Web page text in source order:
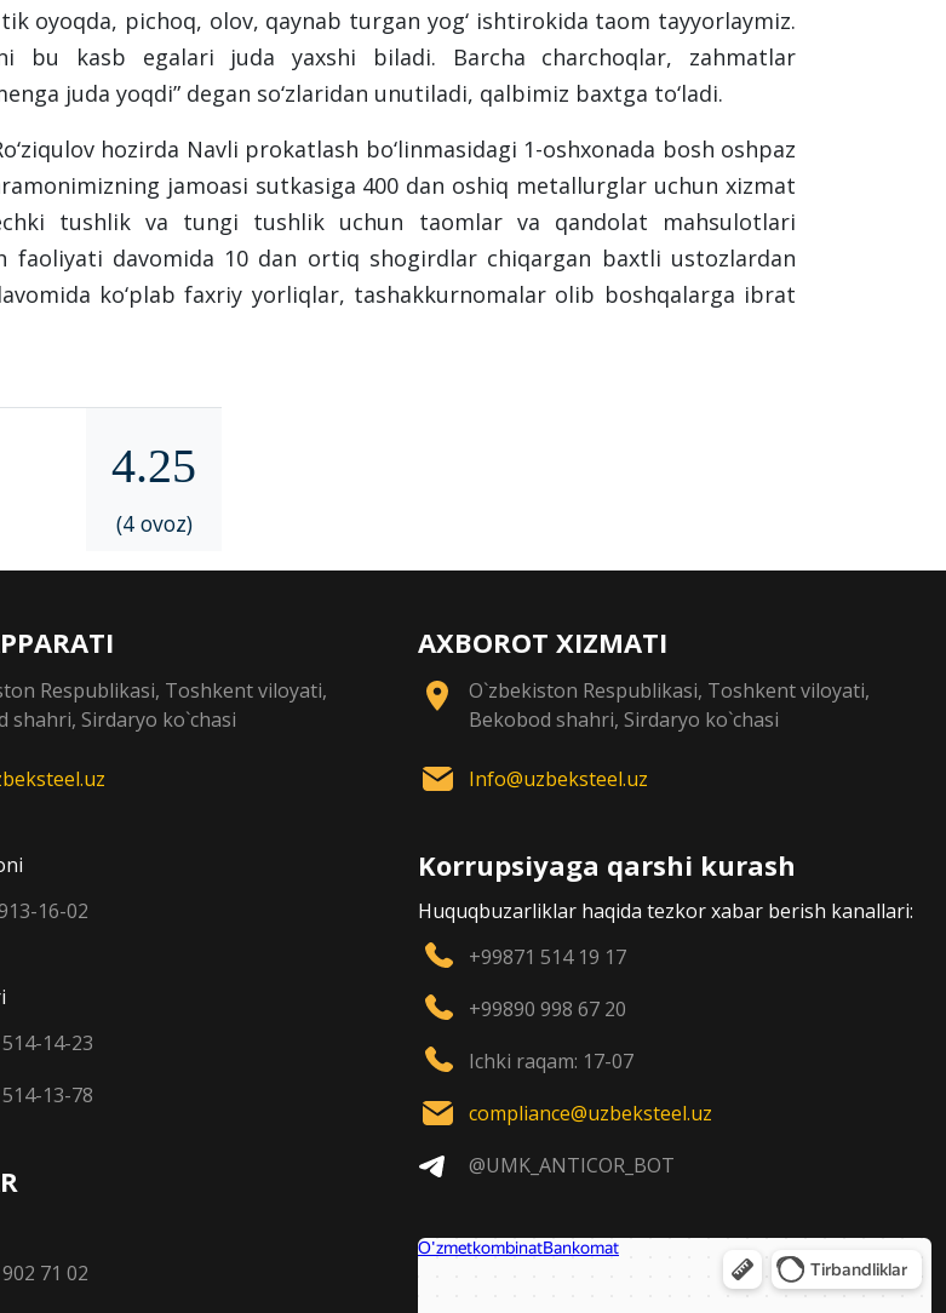
oyoqda, pichoq, olov, qaynab turgan yog‘ ishtirokida taom tayyorlaymiz.
bu kasb egalari juda yaxshi biladi. Barcha charchoqlar, zahmatlar
juda yoqdi” degan so‘zlaridan unutiladi, qalbimiz baxtga to‘ladi.
hozirda Navli prokatlash bo‘linmasidagi 1-oshxonada bosh oshpaz
jamoasi sutkasiga 400 dan oshiq metallurglar uchun xizmat
tushlik va tungi tushlik uchun taomlar va qandolat mahsulotlari
faoliyati davomida 10 dan ortiq shogirdlar chiqargan baxtli ustozlardan
ko‘plab faxriy yorliqlar, tashakkurnomalar olib boshqalarga ibrat
4.25
(4 ovoz)
Respublikasi, Toshkent viloyati,
shahri, Sirdaryo ko`chasi
16-02
14-23
13-78
71 02
AXBOROT XIZMATI
O`zbekiston Respublikasi, Toshkent viloyati,
Bekobod shahri, Sirdaryo ko`chasi
Info@uzbeksteel.uz
Korrupsiyaga qarshi kurash
Huquqbuzarliklar haqida tezkor xabar berish kanallari:
+99871 514 19 17
+99890 998 67 20
Ichki raqam: 17-07
compliance@uzbeksteel.uz
@UMK_ANTICOR_BOT